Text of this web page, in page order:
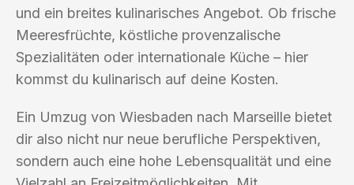
und ein breites kulinarisches Angebot. Ob frische
Meeresfrüchte, köstliche provenzalische
Spezialitäten oder internationale Küche – hier
kommst du kulinarisch auf deine Kosten.
Ein Umzug von Wiesbaden nach Marseille bietet
dir also nicht nur neue berufliche Perspektiven,
sondern auch eine hohe Lebensqualität und eine